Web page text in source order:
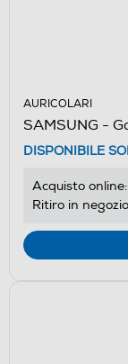
AURICOLARI
SAMSUNG -
DISPONIBILE
Acquisto online:
Ritiro in